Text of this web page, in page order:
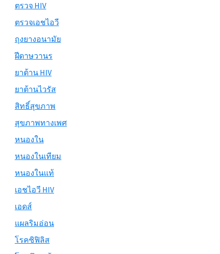
ตรวจ HIV
ตรวจเอชไอวี
ถุงยางอนามัย
ฝีดาษวานร
ยาต้าน HIV
ยาต้านไวรัส
สิทธิ์สุขภาพ
สุขภาพทางเพศ
หนองใน
หนองในเทียม
หนองในแท้
เอชไอวี HIV
เอดส์
แผลริมอ่อน
โรคซิฟิลิส